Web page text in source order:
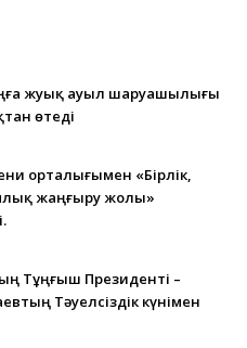
жуық ауыл шаруашылығы
өтеді
орталығымен «Бірлік,
жаңғыру жолы»
Тұңғыш Президенті –
Тәуелсіздік күнімен